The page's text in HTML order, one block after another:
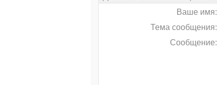
Ваше имя:
Тема сообщения:
Сообщение: